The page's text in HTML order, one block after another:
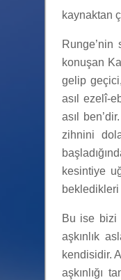
kaynaktan
konuşan
gelip
asıl ezelî-
asıl
zihnini
kesintiye
bekledikleri
Bu ise bizi
aşkınlık
kendisidir.
aşkınlığı